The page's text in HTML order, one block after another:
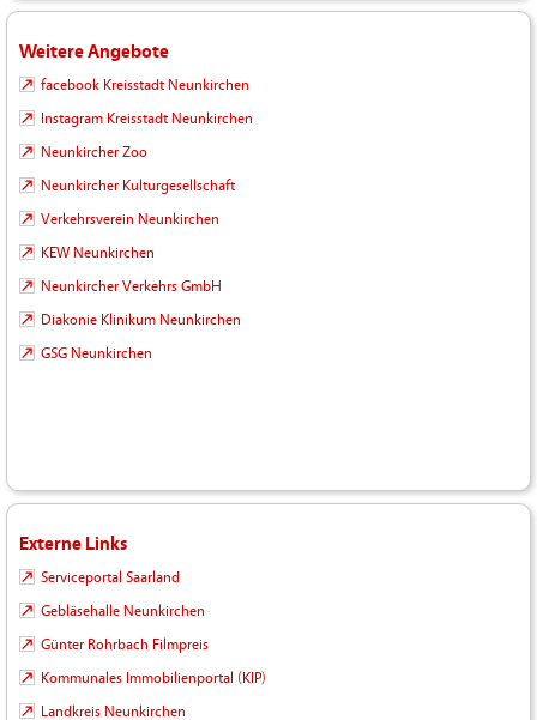
Weitere Angebote
facebook Kreisstadt Neunkirchen
Instagram Kreisstadt Neunkirchen
Neunkircher Zoo
Neunkircher Kulturgesellschaft
Verkehrsverein Neunkirchen
KEW Neunkirchen
Neunkircher Verkehrs GmbH
Diakonie Klinikum Neunkirchen
GSG Neunkirchen
Externe Links
Serviceportal Saarland
Gebläsehalle Neunkirchen
Günter Rohrbach Filmpreis
Kommunales Immobilienportal (KIP)
Landkreis Neunkirchen